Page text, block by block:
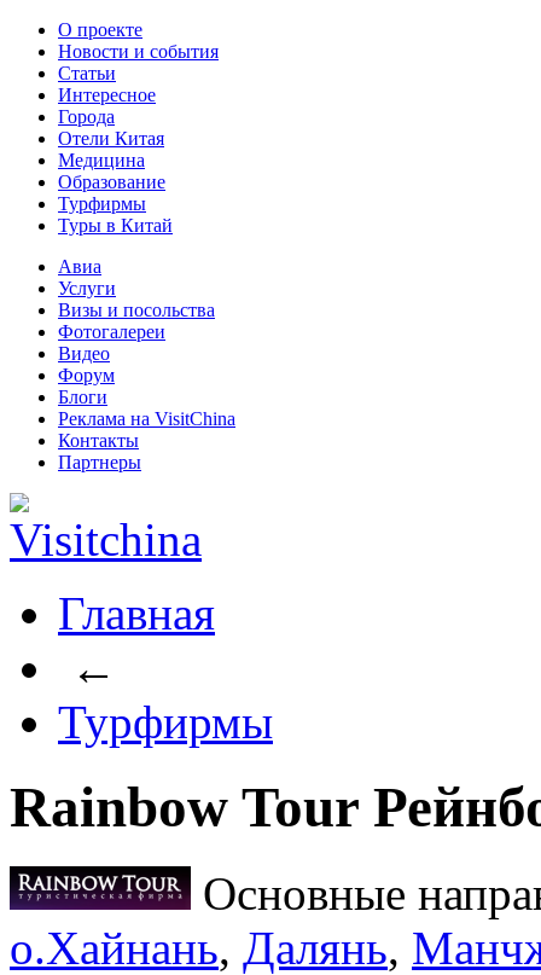
О проекте
Новости и события
Статьи
Интересное
Города
Отели Китая
Медицина
Образование
Турфирмы
Туры в Китай
Авиа
Услуги
Визы и посольства
Фотогалереи
Видео
Форум
Блоги
Реклама на VisitChina
Контакты
Партнеры
Главная
←
Турфирмы
Rainbow Tour
Основные
о.Хайнань, Далянь,